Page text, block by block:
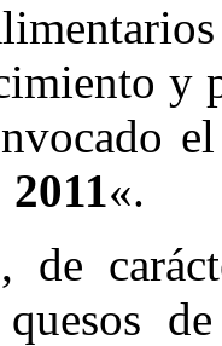
y
«.
de